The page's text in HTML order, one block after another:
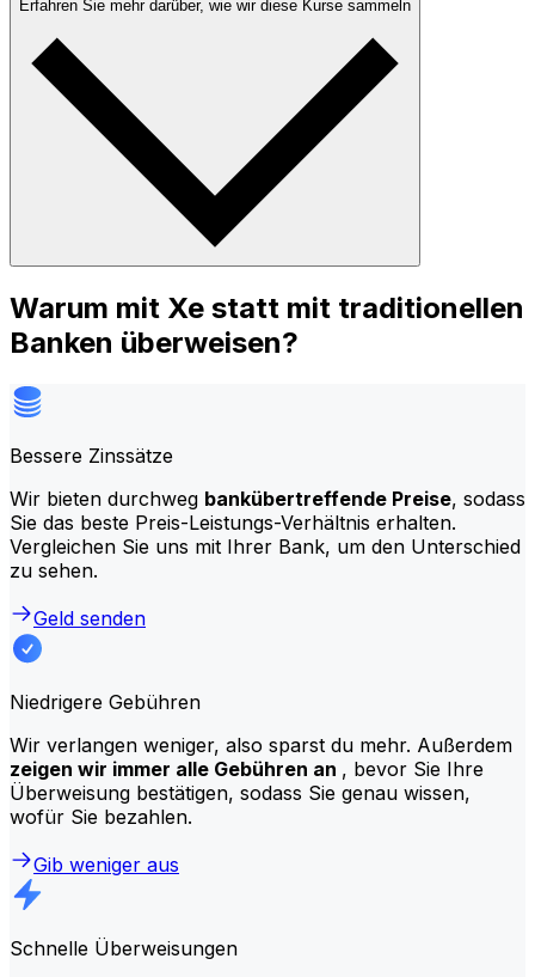
Erfahren Sie mehr darüber, wie wir diese Kurse sammeln
Warum mit Xe statt mit traditionellen
Banken überweisen?
Bessere Zinssätze
Wir bieten durchweg bankübertreffende Preise, sodass
Sie das beste Preis-Leistungs-Verhältnis erhalten.
Vergleichen Sie uns mit Ihrer Bank, um den Unterschied
zu sehen.
Geld senden
Niedrigere Gebühren
Wir verlangen weniger, also sparst du mehr. Außerdem
zeigen wir immer alle Gebühren an , bevor Sie Ihre
Überweisung bestätigen, sodass Sie genau wissen,
wofür Sie bezahlen.
Gib weniger aus
Schnelle Überweisungen